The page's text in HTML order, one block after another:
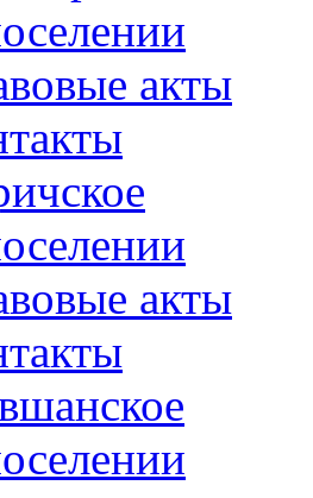
акты
акты